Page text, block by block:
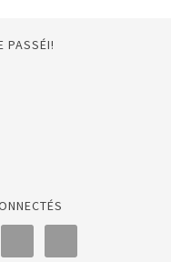
PASSÉI!